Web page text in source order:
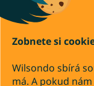
Zobnete si
Wilsondo sbírá
má. A pokud